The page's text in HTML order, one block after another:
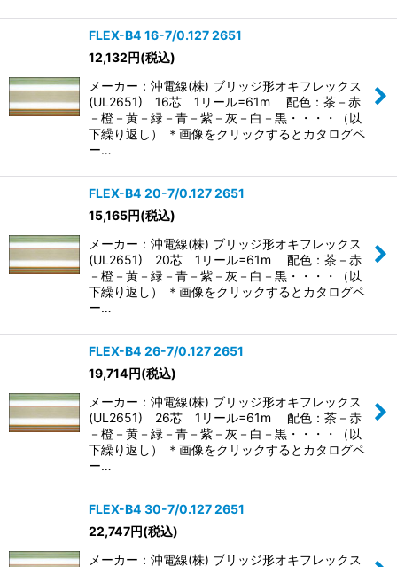
FLEX-B4 16-7/0.127 2651
12,132円(税込)
メーカー：沖電線(株) ブリッジ形オキフレックス
(UL2651) 16芯 1リール=61m 配色：茶－赤
－橙－黄－緑－青－紫－灰－白－黒・・・・（以
下繰り返し） ＊画像をクリックするとカタログペ
ー…
FLEX-B4 20-7/0.127 2651
15,165円(税込)
メーカー：沖電線(株) ブリッジ形オキフレックス
(UL2651) 20芯 1リール=61m 配色：茶－赤
－橙－黄－緑－青－紫－灰－白－黒・・・・（以
下繰り返し） ＊画像をクリックするとカタログペ
ー…
FLEX-B4 26-7/0.127 2651
19,714円(税込)
メーカー：沖電線(株) ブリッジ形オキフレックス
(UL2651) 26芯 1リール=61m 配色：茶－赤
－橙－黄－緑－青－紫－灰－白－黒・・・・（以
下繰り返し） ＊画像をクリックするとカタログペ
ー…
FLEX-B4 30-7/0.127 2651
22,747円(税込)
メーカー：沖電線(株) ブリッジ形オキフレックス